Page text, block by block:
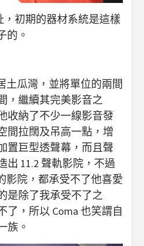
，初期的器材系統是這樣
的。
土瓜灣，並將單位的兩間
，繼續其完美影音之
收納了不少一線影音發
間拉闊及吊高一點，增
置巨型透聲幕，而且聲
出 11.2 聲軌影院，不過
影院，都承受不了他喜愛
是除了我承受不了之
了，所以 Coma 也笑謂自
族。